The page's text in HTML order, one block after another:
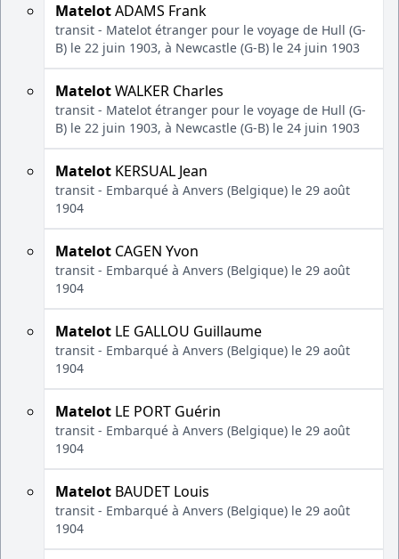
MatelotADAMS Frank
transit - Matelot étranger pour le voyage de Hull (G-
B) le 22 juin 1903, à Newcastle (G-B) le 24 juin 1903
MatelotWALKER Charles
transit - Matelot étranger pour le voyage de Hull (G-
B) le 22 juin 1903, à Newcastle (G-B) le 24 juin 1903
Matelot KERSUAL Jean
transit - Embarqué à Anvers (Belgique) le 29 août
1904
Matelot CAGEN Yvon
transit - Embarqué à Anvers (Belgique) le 29 août
1904
Matelot LE GALLOU Guillaume
transit - Embarqué à Anvers (Belgique) le 29 août
1904
Matelot LE PORT Guérin
transit - Embarqué à Anvers (Belgique) le 29 août
1904
Matelot BAUDET Louis
transit - Embarqué à Anvers (Belgique) le 29 août
1904